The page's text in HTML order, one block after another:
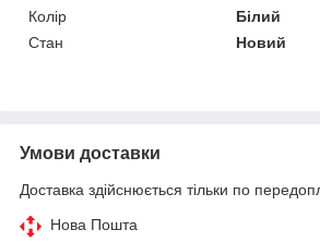
Колір
Білий
Стан
Новий
Умови доставки
Доставка здійснюється тільки по
Нова Пошта